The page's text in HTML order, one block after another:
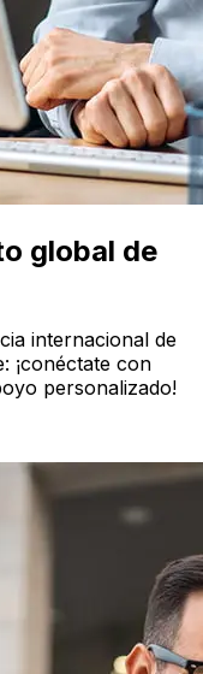
global de
internacional de
¡conéctate con
personalizado!